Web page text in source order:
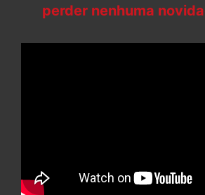
perder nenhuma